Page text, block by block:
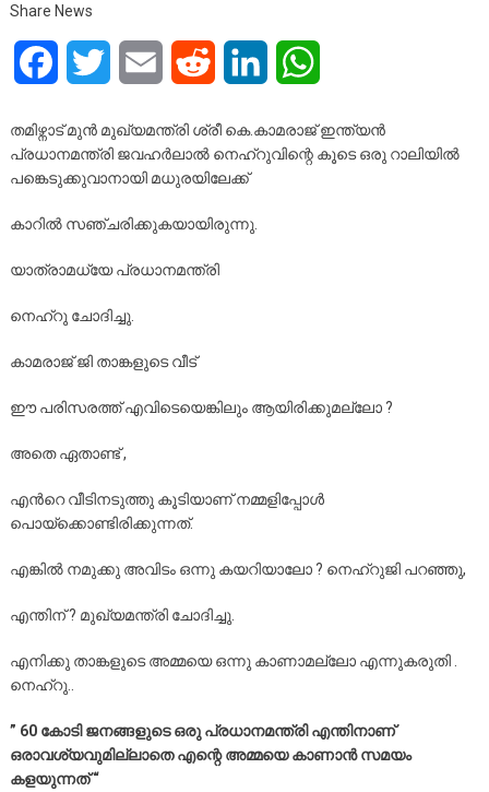
Share News
FacebookTwitter Email Reddit LinkedIn
തമിഴ്നാട് മുൻ മുഖ്യമന്ത്രി ശ്രീ കെ.കാമരാജ് ഇന്ത്യൻ
പ്രധാനമന്ത്രി ജവഹർലാൽ നെഹ്റുവിന്റെ കൂടെ ഒരു റാലിയിൽ
പങ്കെടുക്കുവാനായി മധുരയിലേക്ക്
കാറിൽ സഞ്ചരിക്കുകയായിരുന്നു.
യാത്രാമധ്യേ പ്രധാനമന്ത്രി
നെഹ്റു ചോദിച്ചു.
കാമരാജ് ജി താങ്കളുടെ വീട്
ഈപരിസരത്ത് എവിടെയെങ്കിലും ആയിരിക്കുമല്ലോ ?
അതെ ഏതാണ്ട് ,
എൻറെ വീടിനടുത്തു കൂടിയാണ് നമ്മളിപ്പോൾ
പൊയ്ക്കൊണ്ടിരിക്കുന്നത്.
എങ്കിൽ നമുക്കു അവിടം ഒന്നു കയറിയാലോ ? നെഹ്‌റുജി പറഞ്ഞു,
എന്തിന് ? മുഖ്യമന്ത്രി ചോദിച്ചു.
എനിക്കു താങ്കളുടെ അമ്മയെ ഒന്നു കാണാമല്ലോ എന്നുകരുതി .
നെഹ്‌റു..
” 60 കോടി ജനങ്ങളുടെ ഒരു പ്രധാനമന്ത്രി എന്തിനാണ്
ഒരാവശ്യവുമില്ലാതെ എന്റെ അമ്മയെ കാണാൻ സമയം
കളയുന്നത് “